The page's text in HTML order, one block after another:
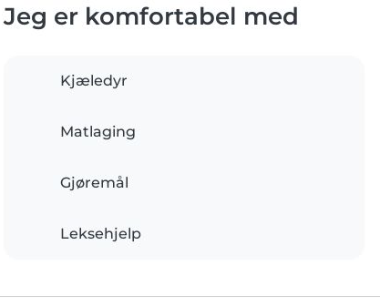
Jeg er komfortabel med
Kjæledyr
Matlaging
Gjøremål
Leksehjelp